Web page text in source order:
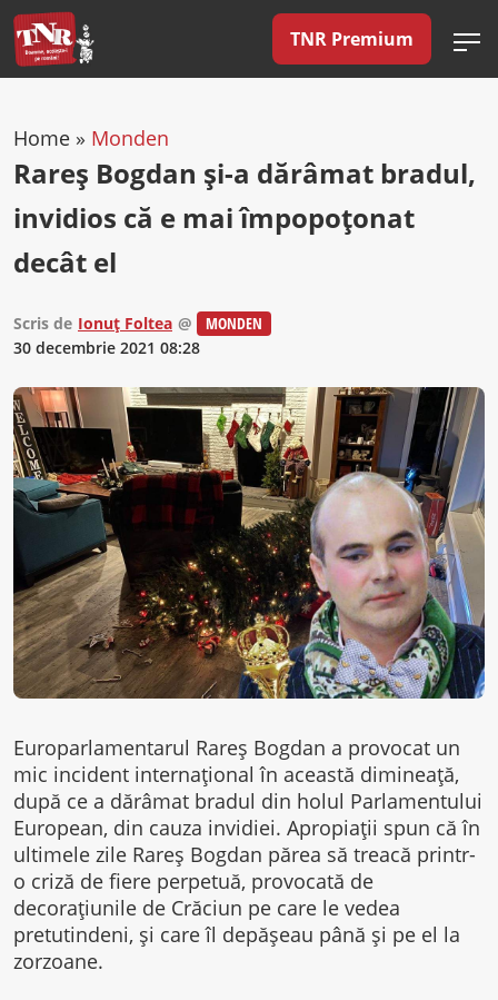
TNR Premium
Home » Monden
Rareș Bogdan și-a dărâmat bradul,
invidios că e mai împopoțonat
decât el
Scris de Ionuț Foltea @
MONDEN
30 decembrie 2021 08:28
Europarlamentarul Rareș Bogdan a provocat un
mic incident internațional în această dimineață,
după ce a dărâmat bradul din holul Parlamentului
European, din cauza invidiei. Apropiații spun că în
ultimele zile Rareș Bogdan părea să treacă printr-
o criză de fiere perpetuă, provocată de
decorațiunile de Crăciun pe care le vedea
pretutindeni, și care îl depășeau până și pe el la
zorzoane.